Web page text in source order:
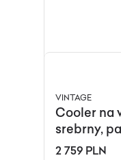
VINTAGE
Cooler na
srebrny,
Niemcy,
2 759 PLN